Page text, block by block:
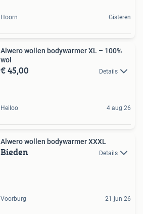
Hoorn Gisteren
Alwero wollen bodywarmer XL – 100%
wol
€ 45,00 Details
Heiloo 4 aug 26
Alwero wollen bodywarmer XXXL
Bieden Details
Voorburg 21 jun 26